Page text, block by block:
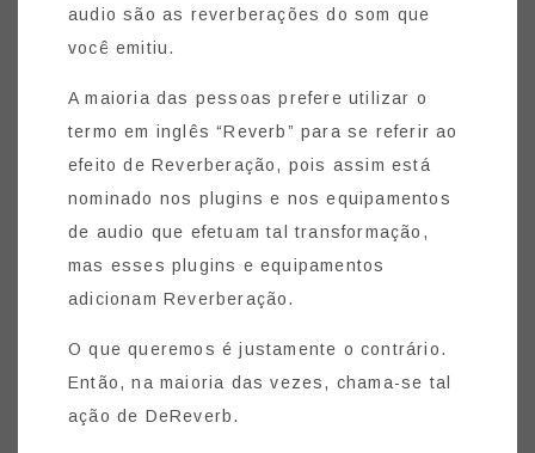
audio são as reverberações do som que
você emitiu.
A maioria das pessoas prefere utilizar o
termo em inglês “Reverb” para se referir ao
efeito de Reverberação, pois assim está
nominado nos plugins e nos equipamentos
de audio que efetuam tal transformação,
mas esses plugins e equipamentos
adicionam Reverberação.
O que queremos é justamente o contrário.
Então, na maioria das vezes, chama-se tal
ação de DeReverb.